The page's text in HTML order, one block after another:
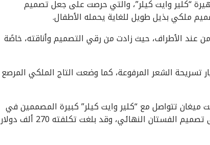
“كلير وايت كيلر”، والتي حرصت على جعل تصميم
ملكي بذيل طويل للغاية يحمله الأطفال.
من عند الأطراف، حيث زادت من رقي التصميم وأناقته، خاصًة
تسريحة الشعر المرفوعة، كما وضعت التاج الملكي المرصع
تتواصل مع “كلير وايت كيلر” كبيرة المصممين في
بيت أزياء جيفنشي، منذ عدة شهور حتى استقرت على تصميم الفستان النهائي، وقد بلغت تكلفته 270 ألف دولار